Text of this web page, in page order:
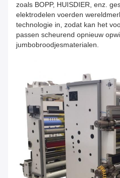
zoals BOPP, HUISDIER, enz.
elektrodelen voerden
technologie in, zodat kan het
passen scheurend opnieuw
jumbobroodjesmaterialen.